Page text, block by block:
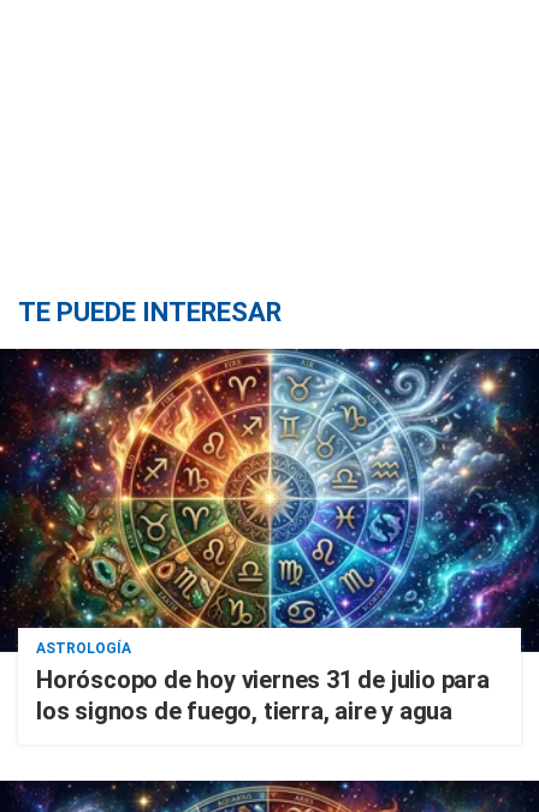
TE PUEDE INTERESAR
ASTROLOGÍA
Horóscopo de hoy viernes 31 de julio para
los signos de fuego, tierra, aire y agua